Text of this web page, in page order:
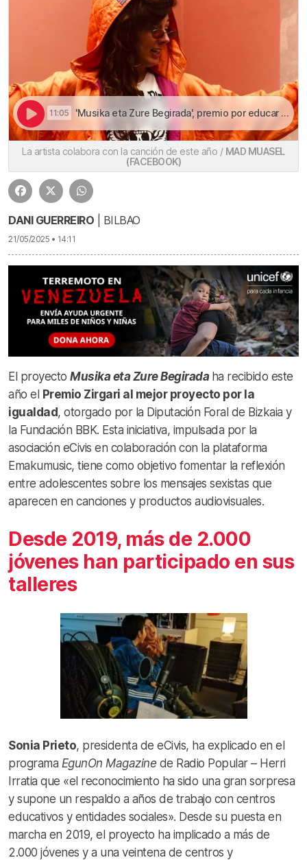
11:05 'Musika eta Zure Begirada', premio por educar en igualdad a través de la música | ‘Musika eta Zure Begirada’, premio por educar en igualdad a través de la música
La artista colabora con la canción de este año / MAD MUASEL
(FACEBOOK)
DANI GUERREIRO | BILBAO
21/05/2025 • 14:11
El proyecto Musika eta Zure Begirada ha recibido este
año el Premio Zirgari al mejor proyecto por la
igualdad, otorgado por la Diputación Foral de Bizkaia y
la Fundación BBK. Esta iniciativa, impulsada por la
asociación eCivis en colaboración con la plataforma
Emakumusic, tiene como objetivo fomentar la reflexión
entre adolescentes sobre los mensajes sexistas que
aparecen en canciones y productos audiovisuales.
Desde 2019, más de 2.000
jóvenes han participado en sus
talleres
Sonia Prieto, presidenta de eCivis, ha explicado en el
programa EgunOn Magazinede Radio Popular – Herri
Irratia que «el reconocimiento ha sido una gran sorpresa
y supone un respaldo a años de trabajo con centros
educativos y entidades sociales». Desde su puesta en
marcha en 2019, el proyecto ha implicado a más de
2.000 jóvenes y a una veintena de centros y